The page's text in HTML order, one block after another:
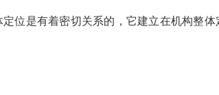
位是有着密切关系的，它建立在机构整体